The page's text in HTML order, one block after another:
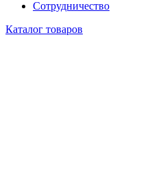
Сотрудничество
Каталог товаров